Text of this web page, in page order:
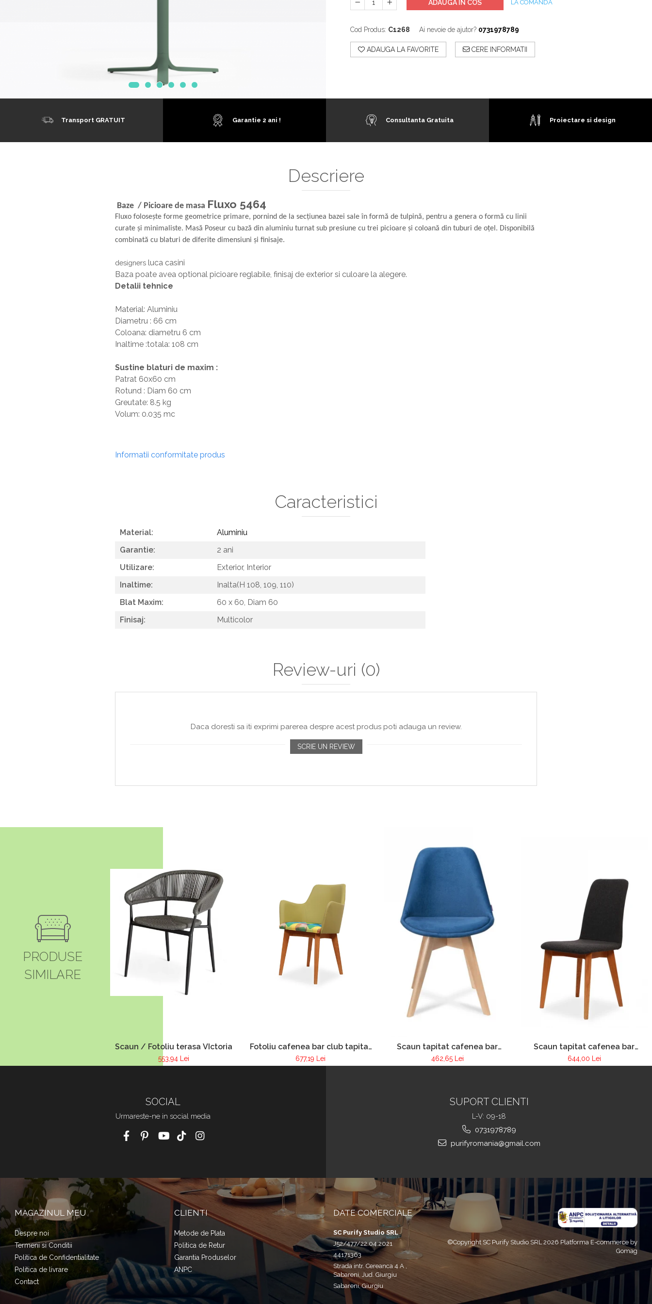
ADAUGA IN COS LA COMANDA
Cod Produs: C1268 Ai nevoie de ajutor? 0731978789
ADAUGA LA FAVORITE CERE INFORMATII
Transport GRATUIT Garantie 2 ani ! Consultanta Gratuita Proiectare si design
Descriere
Baze / Picioare de masa Fluxo 5464
Fluxo folosește forme geometrice primare, pornind de la secțiunea bazei sale în formă de tulpină, pentru a genera o formă cu linii
curate și minimaliste. Masă Poseur cu bază din aluminiu turnat sub presiune cu trei picioare și coloană din tuburi de oțel. Disponibilă
combinată cu blaturi de diferite dimensiuni și finisaje.
designers luca casini
Baza poate avea optional picioare reglabile, finisaj de exterior si culoare la alegere.
Detalii tehnice
Material: Aluminiu
Diametru : 66 cm
Coloana: diametru 6 cm
Inaltime :totala: 108 cm
Sustine blaturi de maxim :
Patrat 60x60 cm
Rotund : Diam 60 cm
Greutate: 8.5 kg
Volum: 0.035 mc
Informatii conformitate produs
Caracteristici
Material:
Aluminiu
Garantie:
2 ani
Utilizare:
Exterior, Interior
Inaltime:
Inalta(H 108, 109, 110)
Blat Maxim:
60 x 60, Diam 60
Finisaj:
Multicolor
Review-uri (0)
Daca doresti sa iti exprimi parerea despre acest produs poti adauga un review.
SCRIE UN REVIEW
PRODUSE
SIMILARE
Scaun / Fotoliu terasa VIctoria
553,94 Lei
Fotoliu cafenea bar club tapitat
cadru lemn Pur 255
677,19 Lei
Scaun tapitat cafenea bar
restaurant PUR 256
462,65 Lei
Scaun tapitat cafenea bar
restaurant Pur 020
644,00 Lei
SOCIAL
Urmareste-ne in social media
SUPORT CLIENTI
L-V: 09-18
0731978789
purifyromania@gmail.com
MAGAZINUL MEU
Despre noi
Termeni si Conditii
Politica de Confidentialitate
Politica de livrare
Contact
CLIENTI
Metode de Plata
Politica de Retur
Garantia Produselor
ANPC
DATE COMERCIALE
SC Purify Studio SRL
J52/477/22.04.2021
44171363
Strada intr. Cereanca 4 A ,
Sabareni, Jud. Giurgiu
Sabareni, Giurgiu
©Copyright SC Purify Studio SRL 2026 Platforma E-commerce by
Gomag